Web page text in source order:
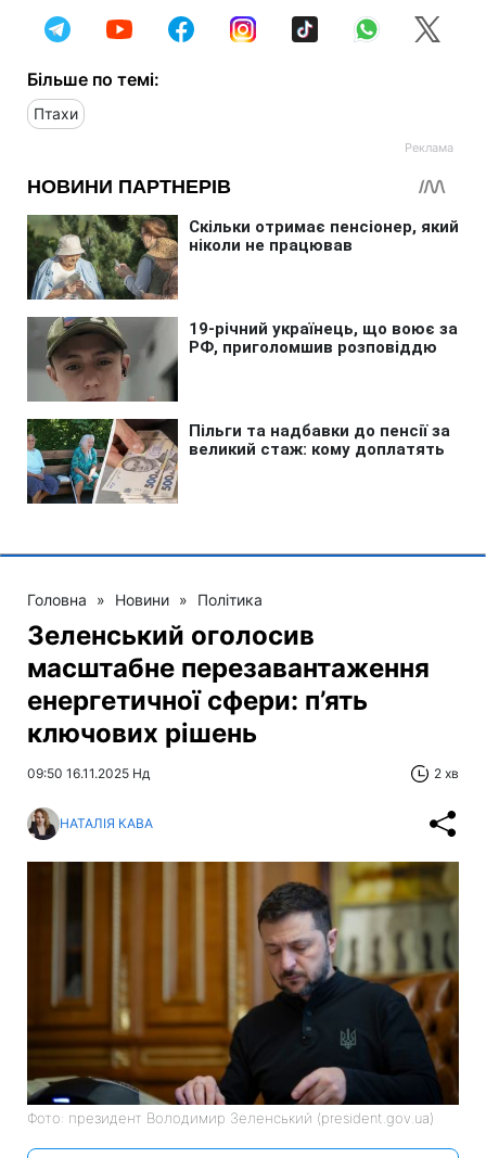
Більше по темі:
Птахи
Головна » Новини » Політика
Зеленський оголосив
масштабне перезавантаження
енергетичної сфери: п’ять
ключових рішень
09:50 16.11.2025 Нд 2 хв
НАТАЛІЯ КАВА
Фото: президент Володимир Зеленський (president.gov.ua)